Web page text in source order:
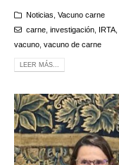
Noticias Vacuno carne
carne, investigación, IRTA,
vacuno vacuno de carne
LEER MÁS...